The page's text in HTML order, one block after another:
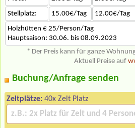
Stellplatz:
15.00€/Tag 12.00€/Tag
Holzhütten € 25/Person/Tag
Hauptsaison: 30.06. bis 08.09.2023
* Der Preis kann für ganze
Aktuell Preise auf
Buchung/Anfrage senden
Zeltplätze: 40x Zelt Platz